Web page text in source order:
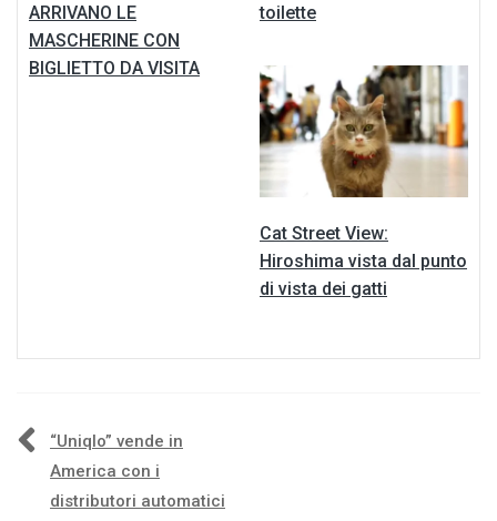
ARRIVANO LE
MASCHERINE CON
BIGLIETTO DA VISITA
toilette
Cat Street View:
Hiroshima vista dal punto
di vista dei gatti
Navigazione
articoli
“Uniqlo” vende in
America con i
distributori automatici